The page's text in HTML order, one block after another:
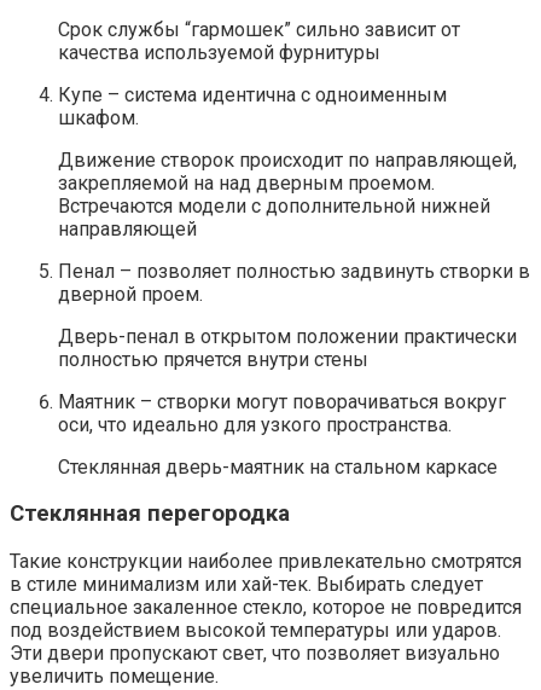
Срок службы “гармошек” сильно зависит от
качества используемой фурнитуры
Купе – система идентична с одноименным
шкафом.
Движение створок происходит по направляющей,
закрепляемой на над дверным проемом.
Встречаются модели с дополнительной нижней
направляющей
Пенал – позволяет полностью задвинуть створки в
дверной проем.
Дверь-пенал в открытом положении практически
полностью прячется внутри стены
Маятник – створки могут поворачиваться вокруг
оси, что идеально для узкого пространства.
Стеклянная дверь-маятник на стальном каркасе
Стеклянная перегородка
Такие конструкции наиболее привлекательно смотрятся
в стиле минимализм или хай-тек. Выбирать следует
специальное закаленное стекло, которое не повредится
под воздействием высокой температуры или ударов.
Эти двери пропускают свет, что позволяет визуально
увеличить помещение.